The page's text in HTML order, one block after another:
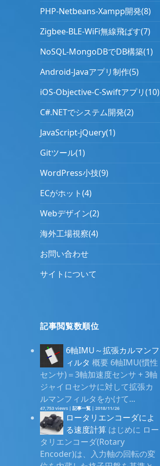
PHP-Netbeans-Xampp開発(8)
Zigbee-BLE-WiFi無線飛ばす(7)
NoSQL-MongoDBでDB構築(1)
Android-Javaアプリ制作(5)
iOS-Objective-C-Swiftアプリ(10)
C#.NETでシステム開発(2)
JavaScript-jQuery(1)
Gitツール(1)
WordPress小技(9)
ECがホット(4)
Webデザイン(2)
海外工場視察(4)
お問い合わせ
サイトについて
記事閲覧数順位
6軸IMU～拡張カルマンフ
ィルタ 概要 6軸IMU(慣性
センサ)＝3軸加速度センサ + 3軸
ジャイロセンサに対して拡張カ
ルマンフィルタをかけて...
47,753 views |記事一覧 |2018/11/26
ロータリエンコーダによ
る速度計算 はじめに ロー
タリエンコーダ(Rotary
Encoder)は、入力軸の回転の変